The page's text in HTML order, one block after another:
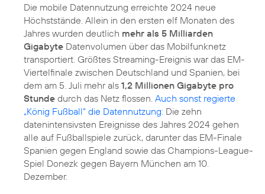
Die mobile Datennutzung erreichte 2024 neue
Höchststände. Allein in den ersten elf Monaten des
Jahres wurden deutlich mehr als 5 Milliarden
Gigabyte Datenvolumen über das Mobilfunknetz
transportiert. Größtes Streaming-Ereignis war das EM-
Viertelfinale zwischen Deutschland und Spanien, bei
dem am 5. Juli mehr als 1,2 Millionen Gigabyte pro
Stunde durch das Netz flossen. Auch sonst regierte
„König Fußball“ die Datennutzung: Die zehn
datenintensivsten Ereignisse des Jahres 2024 gehen
alle auf Fußballspiele zurück, darunter das EM-Finale
Spanien gegen England sowie das Champions-League-
Spiel Donezk gegen Bayern München am 10.
Dezember.